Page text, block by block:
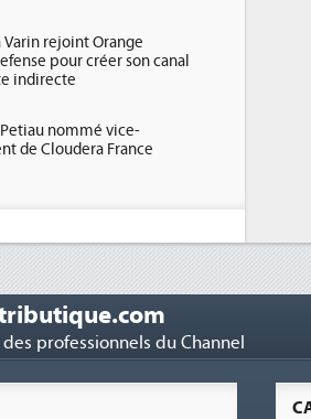
Varin rejoint Orange
pour créer son canal
indirecte
nommé vice-
de Cloudera France
professionnels du Channel